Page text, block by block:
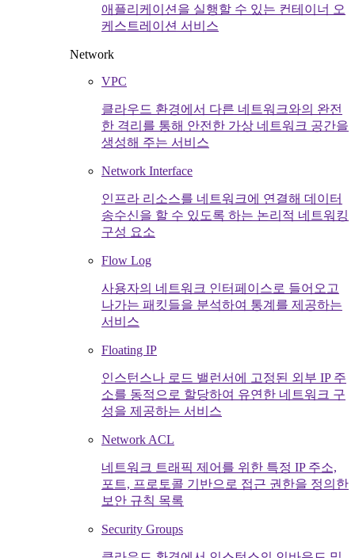
애플리케이션을 실행할 수 있는 컨테이너 오
케스트레이션 서비스
Network
VPC
클라우드 환경에서 다른 네트워크와의 완전
한 격리를 통해 안전한 가상 네트워크 공간을
생성해 주는 서비스
Network Interface
인프라 리소스를 네트워크에 연결해 데이터
송수신을 할 수 있도록 하는 논리적 네트워킹
구성 요소
Flow Log
사용자의 네트워크 인터페이스로 들어오고
나가는 패킷들을 분석하여 통계를 제공하는
서비스
Floating IP
인스턴스나 로드 밸런서에 고정된 외부 IP 주
소를 동적으로 할당하여 유연한 네트워크 구
성을 제공하는 서비스
Network ACL
네트워크 트래픽 제어를 위한 특정 IP 주소,
포트, 프로토콜 기반으로 접근 권한을 정의한
보안 규칙 목록
Security Groups